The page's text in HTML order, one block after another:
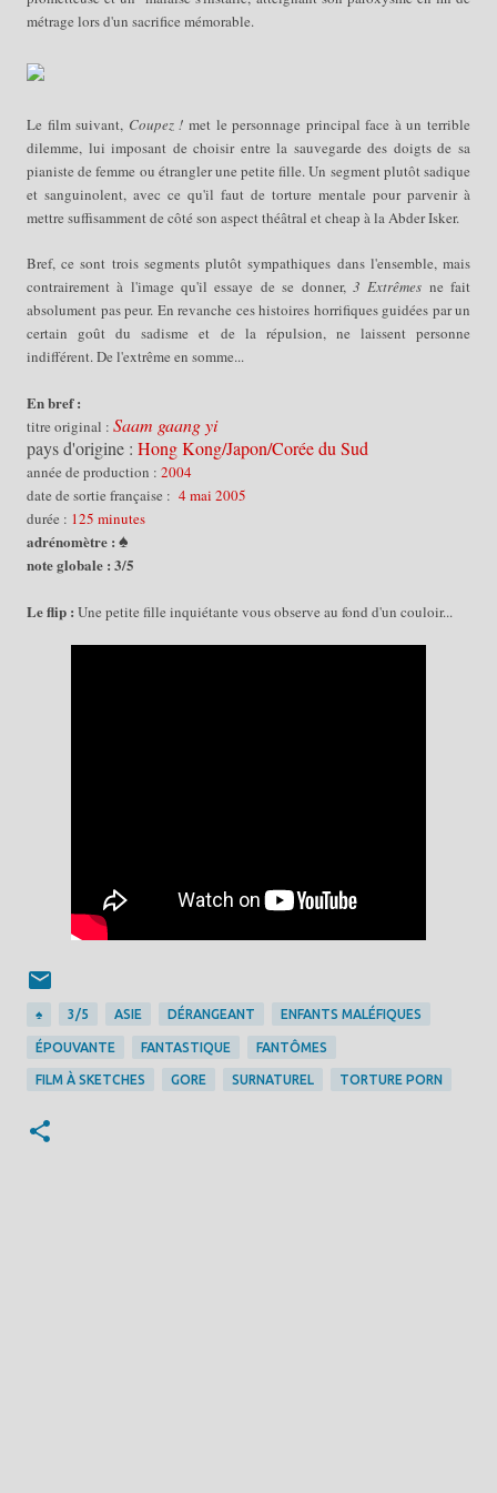
métrage lors d'un sacrifice mémorable.
Le film suivant, Coupez ! met le personnage principal face à un terrible
dilemme, lui imposant de choisir entre la sauvegarde des doigts de sa
pianiste de femme ou étrangler une petite fille. Un segment plutôt sadique
et sanguinolent, avec ce qu'il faut de torture mentale pour parvenir à
mettre suffisamment de côté son aspect théâtral et cheap à la Abder Isker.
Bref, ce sont trois segmentsplutôtsympathiques dans l'ensemble, mais
contrairement à l'image qu'il essaye de se donner, 3 Extrêmes ne fait
absolument pas peur. En revanche ces histoires horrifiques guidées par un
certain goût du sadisme et de la répulsion, ne laissent personne
indifférent. De l'extrême en somme...
En bref :
titre original : Saam gaang yi
pays d'origine : Hong Kong/Japon/Corée du Sud
année de production : 2004
date de sortie française : 4 mai 2005
durée : 125 minutes
adrénomètre : ♠
note globale : 3/5
Le flip : Une petite fille inquiétante vous observe au fond d'un couloir...
♠ 3/5 ASIE DÉRANGEANT ENFANTS MALÉFIQUES
ÉPOUVANTE FANTASTIQUE FANTÔMES
FILM À SKETCHES GORE SURNATUREL TORTURE PORN